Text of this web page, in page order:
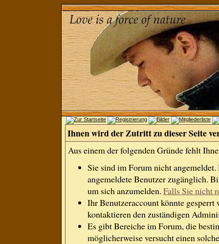
Ihnen wird der Zutritt zu dieser Seite
Aus einem der folgenden Gründe fehlt
Sie sind im Forum nicht
angemeldete Benutzer zugänglich.
um sich anzumelden. Falls Sie nicht
Ihr Benutzeraccount könnte gesperrt
kontaktieren den zuständigen
Es gibt Bereiche im Forum, die
möglicherweise versucht einen